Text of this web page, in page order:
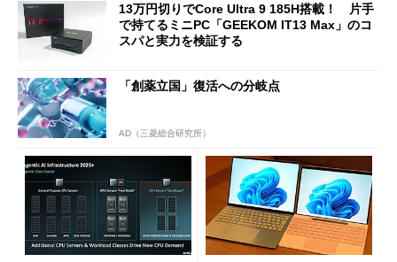
13万円切りでCore Ultra 9 185H搭載！ 片手
で持てるミニPC「GEEKOM IT13 Max」のコ
スパと実力を検証する
「創薬立国」復活への分岐点
AD（三菱総合研究所）